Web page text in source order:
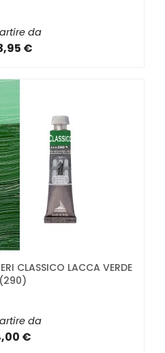
da
€
CLASSICO LACCA VERDE
(290)
da
€